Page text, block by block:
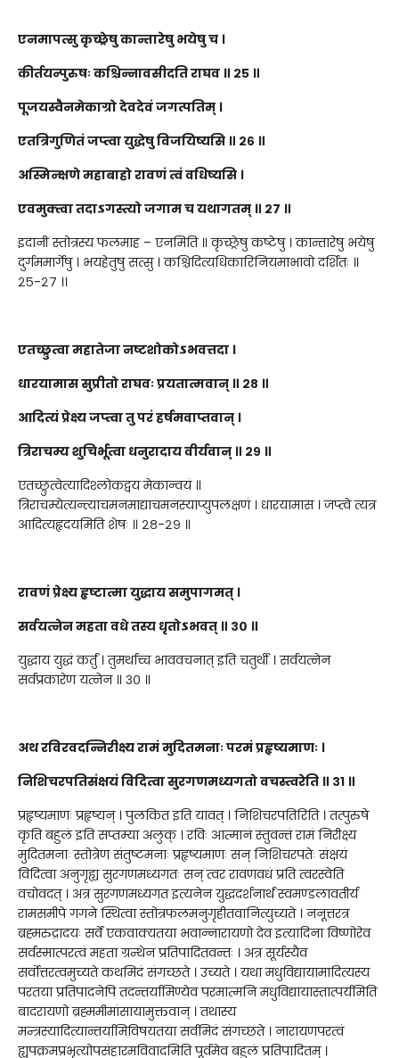
एनमापत्सु कृच्छ्रेषु कान्तारेषु भयेषु च ।
कीर्तयन्पुरुषः कश्चिन्नावसीदति राघव ॥ २५ ॥
पूजयस्वैनमेकाग्रो देवदेवं जगत्पतिम् ।
एतत्रिगुणितं जप्त्वा युद्धेषु विजयिष्यसि ॥ २६ ॥
अस्मिन्क्षणे महाबाहो रावणं त्वं वधिष्यसि ।
एवमुक्त्वा तदाऽगस्त्यो जगाम च यथागतम् ॥ २७ ॥
इदानीं स्तोत्रस्य फलमाह – एनमिति ॥ कृच्छ्रेषु कष्टेषु । कान्तारेषु भयेषु
दुर्गममार्गेषु । भयहेतुषु सत्सु । कश्चिदित्यधिकारिनियमाभावो दर्शितः ॥
२५-२७ ।।
एतच्छ्रुत्वा महातेजा नष्टशोकोऽभवत्तदा ।
धारयामास सुप्रीतो राघवः प्रयतात्मवान् ॥ २८ ॥
आदित्यं प्रेक्ष्य जप्त्वा तु परं हर्षमवाप्तवान् ।
त्रिराचम्य शुचिर्भूत्वा धनुरादाय वीर्यवान् ॥ २९ ॥
एतच्छ्रुत्वेत्यादिश्लोकद्वय मेकान्वयं ॥
त्रिराचम्येत्यन्त्याचमनमाद्याचमनस्याप्युपलक्षणं । धारयामास । जप्त्वे त्यत्र
आदित्यहृदयमिति शेषः ॥ २८-२९ ॥
रावणं प्रेक्ष्य हृष्टात्मा युद्धाय समुपागमत् ।
सर्वयत्नेन महता वधे तस्य धृतोऽभवत् ॥ ३० ॥
युद्धाय युद्धं कर्तुं । तुमर्थाच्च भाववचनात् इति चतुर्थी । सर्वयत्नेन
सर्वप्रकारेण यत्नेन ॥ ३० ॥
अथ रविरवदन्निरीक्ष्य रामं मुदितमनाः परमं प्रहृष्यमाणः ।
निशिचरपतिसंक्षयं विदित्वा सुरगणमध्यगतो वचस्त्वरेति ॥ ३१ ॥
प्रहृष्यमाणः प्रहृष्यन् । पुलकित इति यावत् । निशिचरपतिरिति । तत्पुरुषे
कृति बहुलं इति सप्तम्या अलुक् । रविः आत्मानं स्तुवन्तं रामं निरीक्ष्य
मुदितमनाः स्तोत्रेण संतुष्टमनाः प्रहृष्यमाणः सन् निशिचरपतेः संक्षयं
विदित्वा अनुगृह्य सुरगणमध्यगतः सन् त्वर रावणवधं प्रति त्वरस्वेति
वचोवदत् । अत्र सुरगणमध्यगत इत्यनेन युद्धदर्शनार्थं स्वमण्डलावतीर्य
रामसमीपे गगने स्थित्वा स्तोत्रफलमनुगृहीतवानित्युच्यते । ननूत्तरत्र
ब्रह्मरुद्रादयः सर्वे एकवाक्यतया भवान्नारायणो देव इत्यादिना विष्णोरेव
सर्वस्मात्परत्वं महता ग्रन्थेन प्रतिपादितवन्तः । अत्र सूर्यस्यैव
सर्वोत्तरत्वमुच्यते कथमिदं संगच्छते । उच्यते । यथा मधुविद्यायामादित्यस्य
परतया प्रतिपादनेपि तदन्तर्यामिण्येव परमात्मनि मधुविद्यायास्तात्पर्यमिति
बादरायणो ब्रह्ममीमांसायामुक्तवान् । तथास्य
मन्त्रस्यादित्यान्तर्यामिविषयतया सर्वमिदं संगच्छते । नारायणपरत्वं
ह्युपक्रमप्रभृत्योपसंहारमविवादमिति पूर्वमेव बहुलं प्रतिपादितम् ।